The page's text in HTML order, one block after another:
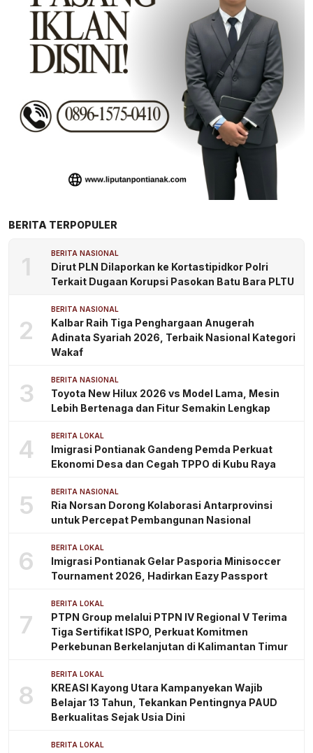
BERITA TERPOPULER
1 BERITA NASIONAL
Dirut PLN Dilaporkan ke Kortastipidkor Polri
Terkait Dugaan Korupsi Pasokan Batu Bara PLTU
2
BERITA NASIONAL
Kalbar Raih Tiga Penghargaan Anugerah
Adinata Syariah 2026, Terbaik Nasional Kategori
Wakaf
3 BERITA NASIONAL
Toyota New Hilux 2026 vs Model Lama, Mesin
Lebih Bertenaga dan Fitur Semakin Lengkap
4 BERITA LOKAL
Imigrasi Pontianak Gandeng Pemda Perkuat
Ekonomi Desa dan Cegah TPPO di Kubu Raya
5 BERITA NASIONAL
Ria Norsan Dorong Kolaborasi Antarprovinsi
untuk Percepat Pembangunan Nasional
6 BERITA LOKAL
Imigrasi Pontianak Gelar Pasporia Minisoccer
Tournament 2026, Hadirkan Eazy Passport
7
BERITA LOKAL
PTPN Group melalui PTPN IV Regional V Terima
Tiga Sertifikat ISPO, Perkuat Komitmen
Perkebunan Berkelanjutan di Kalimantan Timur
8
BERITA LOKAL
KREASI Kayong Utara Kampanyekan Wajib
Belajar 13 Tahun, Tekankan Pentingnya PAUD
Berkualitas Sejak Usia Dini
BERITA LOKAL